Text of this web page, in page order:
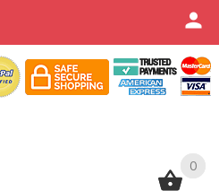
0
0